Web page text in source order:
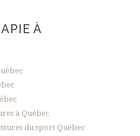
À
à Québec
du sport Québec